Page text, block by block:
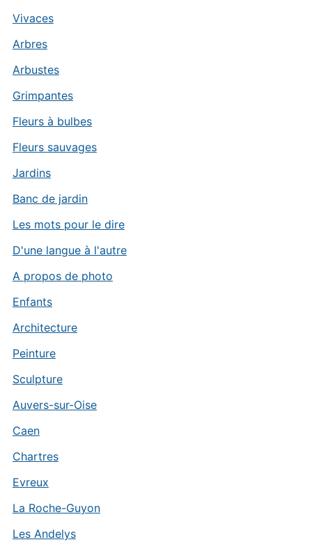
Vivaces
Arbres
Arbustes
Grimpantes
Fleurs à bulbes
Fleurs sauvages
Jardins
Banc de jardin
Les mots pour le dire
D'une langue à l'autre
A propos de photo
Enfants
Architecture
Peinture
Sculpture
Auvers-sur-Oise
Caen
Chartres
Evreux
La Roche-Guyon
Les Andelys